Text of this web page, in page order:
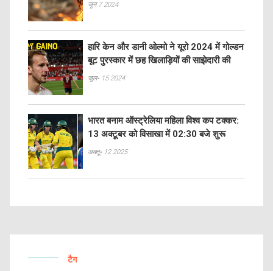
जून 7 2024
हारि केन और डानी ओल्मो ने यूरो 2024 में गोल्डन
बूट पुरस्कार में छह खिलाड़ियों की साझेदारी की
जुल॰ 15 2024
भारत बनाम ऑस्ट्रेलिया महिला विश्व कप टक्कर:
13 अक्टूबर को विसाखा में 02:30 बजे शुरू
अक्तू॰ 12 2025
टैग